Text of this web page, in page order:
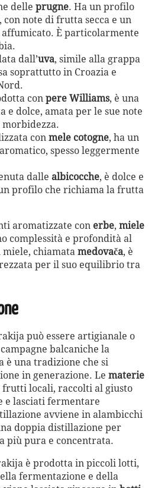
delle prugne. Ha un profilo
note di frutta secca e un
È particolarmente
dall’uva, simile alla grappa
soprattutto in Croazia e
con pere Williams, è una
e dolce, amata per le sue note
con mele cotogne, ha un
spesso leggermente
dalle albicocche, è dolce e
profilo che richiama la frutta
aromatizzate con erbe, miele
complessità e profondità al
chiamata medovača, è
per il suo equilibrio tra
può essere artigianale o
balcaniche la
è una tradizione che si
in generazione. Le materie
frutti locali, raccolti al giusto
e lasciati fermentare
avviene in alambicchi
doppia distillazione per
più pura e concentrata.
è prodotta in piccoli lotti,
fermentazione e della